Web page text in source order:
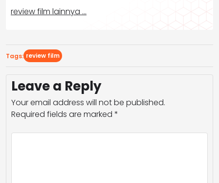
review film lainnya …
Tags: review film
Leave a Reply
Your email address will not be published.
Required fields are marked *